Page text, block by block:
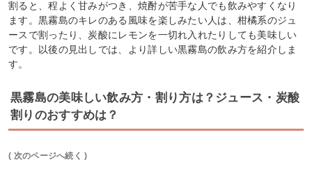
割ると、程よく甘みがつき、焼酎が苦手な人でも飲みやすくなり
ます。黒霧島のキレのある風味を楽しみたい人は、柑橘系のジュ
ースで割ったり、炭酸にレモンを一切れ入れたりしても美味しい
です。以後の見出しでは、より詳しい黒霧島の飲み方を紹介しま
す。
黒霧島の美味しい飲み方・割り方は？ジュース・炭酸
割りのおすすめは？
( 次のページへ続く )